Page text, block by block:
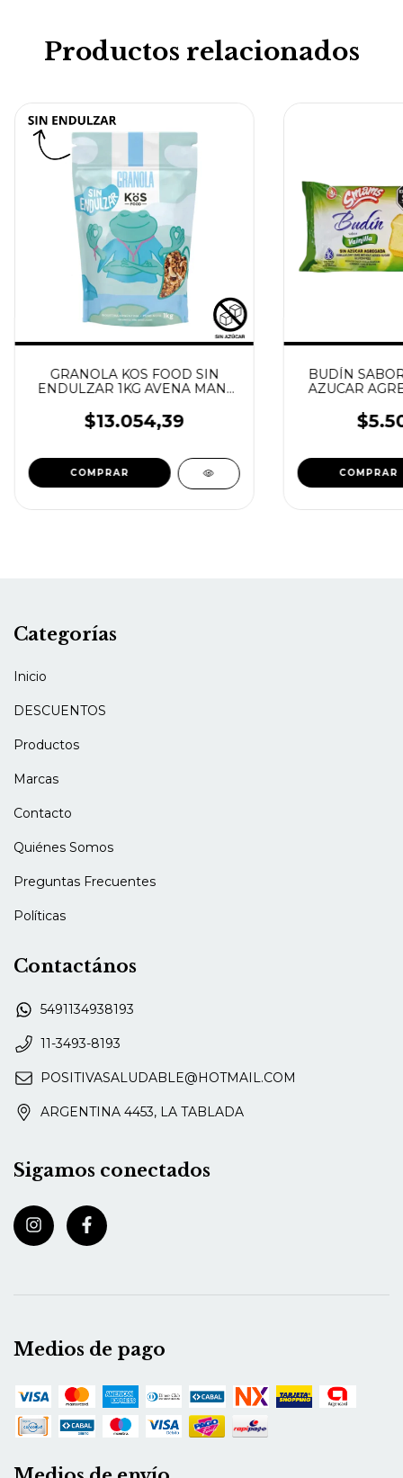
Productos relacionados
GRANOLA KOS FOOD SIN
ALMENDRAS Y CASTAÑAS
$13.054,39
BUDÍN
250GR
Políticas
Contactános
ARGENTINA 4453, LA TABLADA
Sigamos conectados
Medios de pago